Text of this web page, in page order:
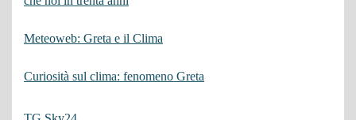
Meteoweb: Greta e il Clima
Curiosità sul clima: fenomeno Greta